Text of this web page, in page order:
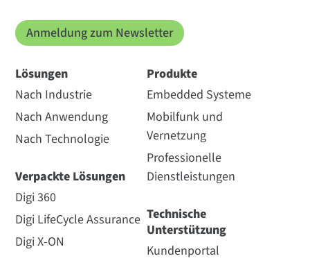
Anmeldung zum Newsletter
Lösungen
Nach Industrie
Nach Anwendung
Nach Technologie
Verpackte Lösungen
Digi 360
Digi LifeCycle Assurance
Digi X-ON
Produkte
Embedded Systeme
Mobilfunk und
Vernetzung
Professionelle
Dienstleistungen
Technische
Unterstützung
Kundenportal